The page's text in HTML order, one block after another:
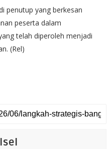
penutup yang berkesan
peserta dalam
telah diperoleh menjadi
(Rel)